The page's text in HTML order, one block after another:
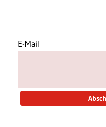
E-Mail